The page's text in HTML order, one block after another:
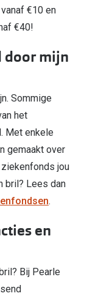
€10 en
€40!
door mijn
Sommige
het
Met enkele
gemaakt over
jou
bril? Lees dan
.
en
Bij Pearle